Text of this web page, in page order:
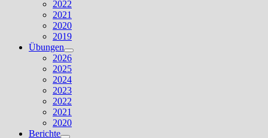
2022
2021
2020
2019
Übungen
Untermenü
anzeigen
2026
2025
2024
2023
2022
2021
2020
Berichte